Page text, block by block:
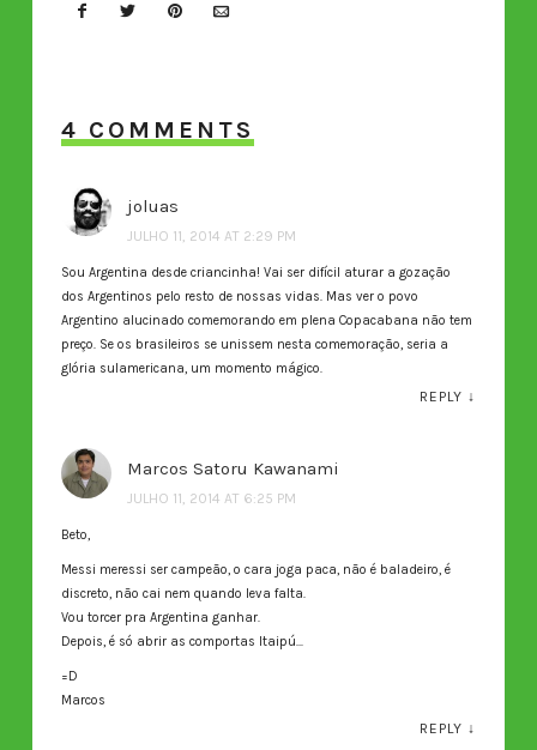
4 COMMENTS
joluas
JULHO 11, 2014 AT 2:29 PM
Sou Argentina desde criancinha! Vai ser difícil aturar a gozação
dos Argentinos pelo resto de nossas vidas. Mas ver o povo
Argentino alucinado comemorando em plena Copacabana não tem
preço. Se os brasileiros se unissem nesta comemoração, seria a
glória sulamericana, um momento mágico.
REPLY ↓
Marcos Satoru Kawanami
JULHO 11, 2014 AT 6:25 PM
Beto,
Messi meressi ser campeão, o cara joga paca, não é baladeiro, é
discreto, não cai nem quando leva falta.
Vou torcer pra Argentina ganhar.
Depois, é só abrir as comportas Itaipú…
=D
Marcos
REPLY ↓